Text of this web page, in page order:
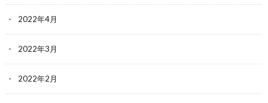
2022年4月
2022年3月
2022年2月